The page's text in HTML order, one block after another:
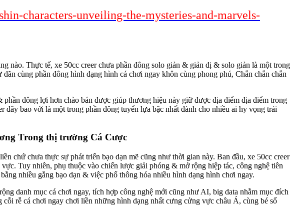
characters-unveiling-the-mysteries-and-marvels-
nào. Thực tế, xe 50cc creer chưa phần đông solo giản & giản dị & solo giản là một trong
cùng phần đông hình dạng hình cá chơi ngay khôn cùng phong phú, Chắn chắn chắn
đông lợi hơn chào bán được giúp thương hiệu này giữ được địa điểm địa điểm trong
đây bao với là một trong phần đông tuyển lựa bậc nhất dành cho nhiều ai hy vọng trải
Trong thị trường Cá Cược
chứ chưa thực sự phát triển bạo dạn mẽ cũng như thời gian này. Ban đầu, xe 50cc creer
Tuy nhiên, phụ thuộc vào chiến lược giải phóng & mở rộng hiệp tác, công nghệ tiên
nhiều gắng bạo dạn & việc phổ thông hóa nhiều hình dạng hình chơi ngay.
danh mục cá chơi ngay, tích hợp công nghệ mới cũng như AI, big data nhằm mục đích
rễ cá chơi ngay chơi liền những hình dạng nhất cưng cửng vực châu Á, cùng bé số